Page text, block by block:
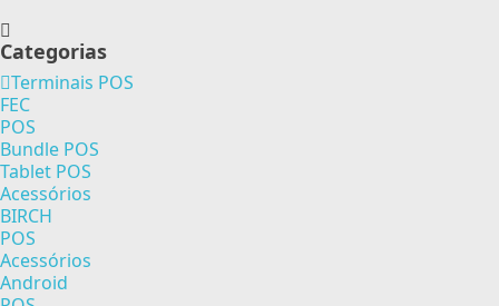
Categorias
Terminais POS
FEC
POS
Bundle POS
Tablet POS
Acessórios
BIRCH
POS
Acessórios
Android